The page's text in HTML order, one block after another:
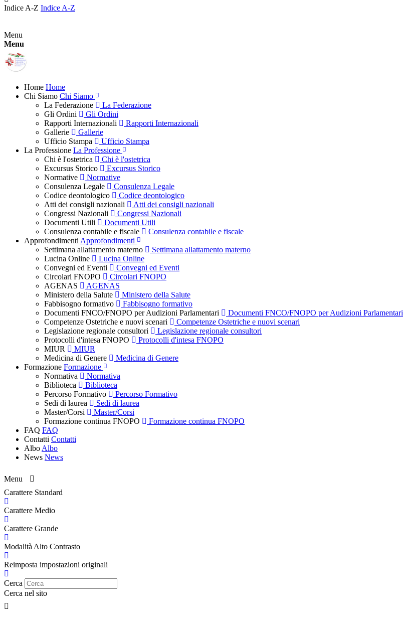
Indice A-Z Indice A-Z
Menu
Menu
Home Home
Chi Siamo Chi Siamo
La Federazione
La Federazione
Gli Ordini
Gli Ordini
Rapporti Internazionali
Rapporti Internazionali
Gallerie
Gallerie
Ufficio Stampa
Ufficio Stampa
La Professione La Professione
Chi è l'ostetrica
Chi è l'ostetrica
Excursus Storico
Excursus Storico
Normative
Normative
Consulenza Legale
Consulenza Legale
Codice deontologico
Codice deontologico
Atti dei consigli nazionali
Atti dei consigli nazionali
Congressi Nazionali
Congressi Nazionali
Documenti Utili
Documenti Utili
Consulenza contabile e fiscale
Consulenza contabile e fiscale
Approfondimenti Approfondimenti
Settimana allattamento materno
Settimana allattamento materno
Lucina Online
Lucina Online
Convegni ed Eventi
Convegni ed Eventi
Circolari FNOPO
Circolari FNOPO
AGENAS
AGENAS
Ministero della Salute
Ministero della Salute
Fabbisogno formativo
Fabbisogno formativo
Documenti FNCO/FNOPO per Audizioni Parlamentari
Documenti FNCO/FNOPO per Audizioni Parlamentari
Competenze Ostetriche e nuovi scenari
Competenze Ostetriche e nuovi scenari
Legislazione regionale consultori
Legislazione regionale consultori
Protocolli d'intesa FNOPO
Protocolli d'intesa FNOPO
MIUR
MIUR
Medicina di Genere
Medicina di Genere
Formazione Formazione
Normativa
Normativa
Biblioteca
Biblioteca
Percorso Formativo
Percorso Formativo
Sedi di laurea
Sedi di laurea
Master/Corsi
Master/Corsi
Formazione continua FNOPO
Formazione continua FNOPO
FAQ FAQ
Contatti Contatti
Albo Albo
News News
Menu
Carattere Standard
Carattere Medio
Carattere Grande
Modalità Alto Contrasto
Reimposta impostazioni originali
Cerca
Cerca nel sito